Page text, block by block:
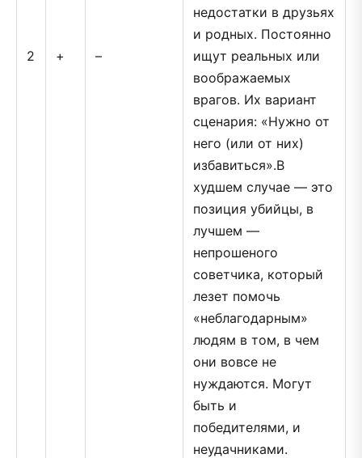
2 + –
недостатки в друзьях
и родных. Постоянно
ищут реальных или
воображаемых
врагов. Их вариант
сценария: «Нужно от
него (или от них)
избавиться».В
худшем случае — это
позиция убийцы, в
лучшем —
непрошеного
советчика, который
лезет помочь
«неблагодарным»
людям в том, в чем
они вовсе не
нуждаются. Могут
быть и
победителями, и
неудачниками.